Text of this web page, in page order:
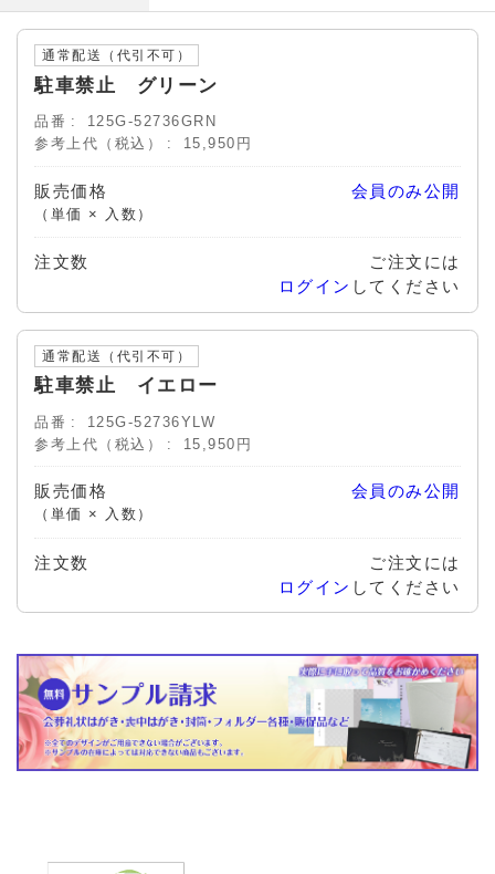
通常配送（代引不可）
駐車禁止 グリーン
品番
125G-52736GRN
参考上代（税込）
15,950円
販売価格
（単価 × 入数）
会員のみ公開
注文数
ご注文には
ログイン してください
通常配送（代引不可）
駐車禁止 イエロー
品番
125G-52736YLW
参考上代（税込）
15,950円
販売価格
（単価 × 入数）
会員のみ公開
注文数
ご注文には
ログイン してください